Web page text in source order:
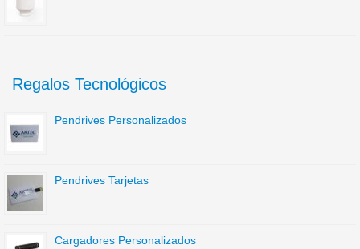
Regalos Tecnológicos
Pendrives Personalizados
Pendrives Tarjetas
Cargadores Personalizados